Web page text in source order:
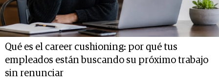
Qué es el career cushioning: por qué tus
empleados están buscando su próximo trabajo
sin renunciar